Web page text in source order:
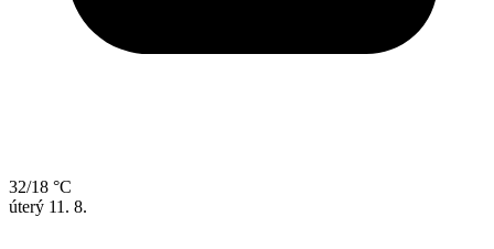
32/18 °C
úterý 11. 8.